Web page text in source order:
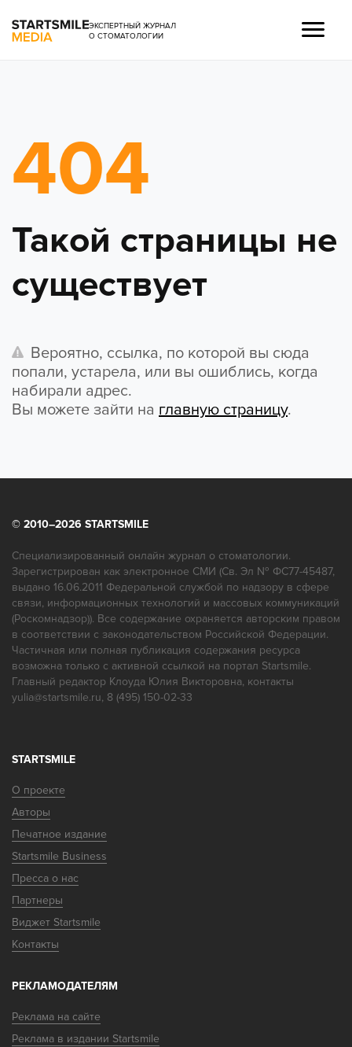
ЭКСПЕРТНЫЙ ЖУРНАЛ
О СТОМАТОЛОГИИ
404
Такой страницы не
существует
Вероятно, ссылка, по которой вы сюда
попали, устарела, или вы ошиблись, когда
набирали адрес.
Вы можете зайти на главную страницу.
© 2010–2026 STARTSMILE
Специализированный онлайн журнал о стоматологии.
Зарегистрирован как электронное СМИ (Св. Эл № ФС77-45487,
выдано 16.06.2011 Федеральной службой по надзору в сфере
связи, информационных технологий и массовых коммуникаций
(Роскомнадзор)). Все содержание охраняется авторским правом
в соответствии с законодательством Российской Федерации.
Частичная или полная публикация содержания ресурса
возможна только с активной ссылкой на портал Startsmile.
Главный редактор Клоуда Юлия Викторовна, контакты
yulia@startsmile.ru, 8 (495) 150-02-33
STARTSMILE
О проекте
Авторы
Печатное издание
Startsmile Business
Пресса о нас
Партнеры
Виджет Startsmile
Контакты
РЕКЛАМОДАТЕЛЯМ
Реклама на сайте
Реклама в издании Startsmile